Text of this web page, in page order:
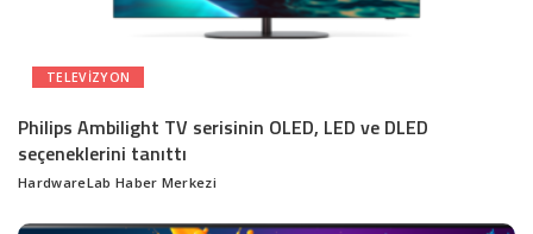
TELEVIZYON
Philips Ambilight TV serisinin OLED, LED ve DLED
seçeneklerini tanıttı
Posted
HardwareLab Haber Merkezi